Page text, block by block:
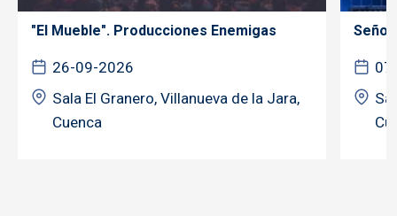
"El Mueble". Producciones Enemigas
26-09-2026
Sala El Granero, Villanueva de la Jara,
Cuenca